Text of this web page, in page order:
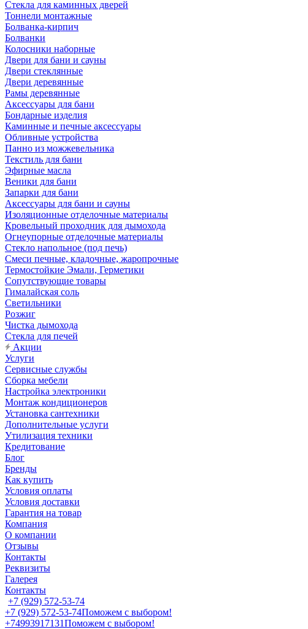
Стекла для каминных дверей
Тоннели монтажные
Болванка-кирпич
Болванки
Колосники наборные
Двери для бани и сауны
Двери стеклянные
Двери деревянные
Рамы деревянные
Аксессуары для бани
Бондарные изделия
Каминные и печные аксессуары
Обливные устройства
Панно из можжевельника
Текстиль для бани
Эфирные масла
Веники для бани
Запарки для бани
Аксессуары для бани и сауны
Изоляционные отделочные материалы
Кровельный проходник для дымохода
Огнеупорные отделочные материалы
Стекло напольное (под печь)
Смеси печные, кладочные, жаропрочные
Термостойкие Эмали, Герметики
Сопутствующие товары
Гималайская соль
Светильники
Розжиг
Чистка дымохода
Стекла для печей
Акции
Услуги
Сервисные службы
Сборка мебели
Настройка электроники
Монтаж кондиционеров
Установка сантехники
Дополнительные услуги
Утилизация техники
Кредитование
Блог
Бренды
Как купить
Условия оплаты
Условия доставки
Гарантия на товар
Компания
О компании
Отзывы
Контакты
Реквизиты
Галерея
Контакты
+7 (929) 572-53-74
+7 (929) 572-53-74Поможем с выбором!
+74993917131Поможем с выбором!